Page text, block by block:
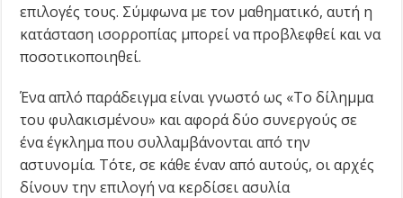
επιλογές τους. Σύμφωνα με τον μαθηματικό, αυτή η
κατάσταση ισορροπίας μπορεί να προβλεφθεί και να
ποσοτικοποιηθεί.
Ένα απλό παράδειγμα είναι γνωστό ως «Το δίλημμα
του φυλακισμένου» και αφορά δύο συνεργούς σε
ένα έγκλημα που συλλαμβάνονται από την
αστυνομία. Τότε, σε κάθε έναν από αυτούς, οι αρχές
δίνουν την επιλογή να κερδίσει ασυλία